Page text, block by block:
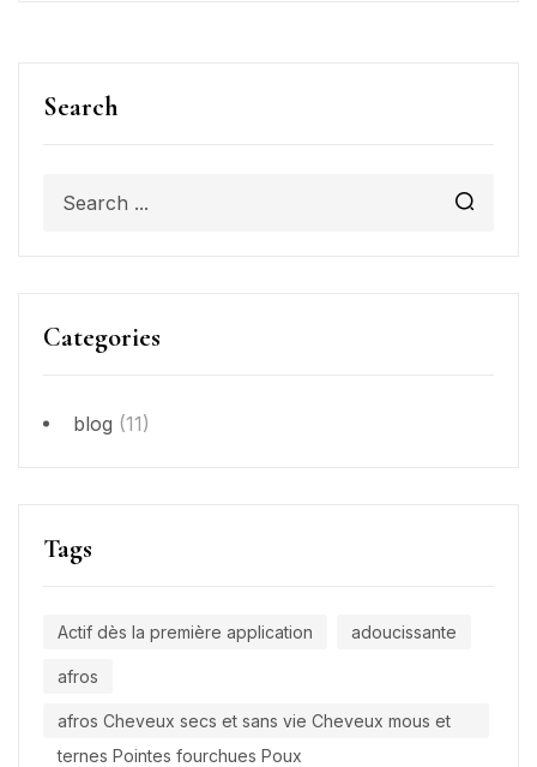
Search
Categories
blog (11)
Tags
Actif dès la première application adoucissante
afros
afros Cheveux secs et sans vie Cheveux mous et
ternes Pointes fourchues Poux